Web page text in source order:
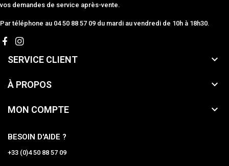
vos demandes de service après-vente.
Par téléphone au 04 50 88 57 09 du mardi au vendredi de 10h à 18h30.
SERVICE CLIENT 
À PROPOS 
MON COMPTE 
BESOIN D'AIDE ?
+33 (0)4 50 88 57 09